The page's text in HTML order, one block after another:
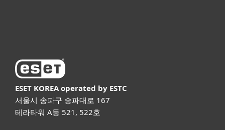
ESET KOREA operated by ESTC
서울시 송파구 송파대로 167
테라타워 A동 521, 522호